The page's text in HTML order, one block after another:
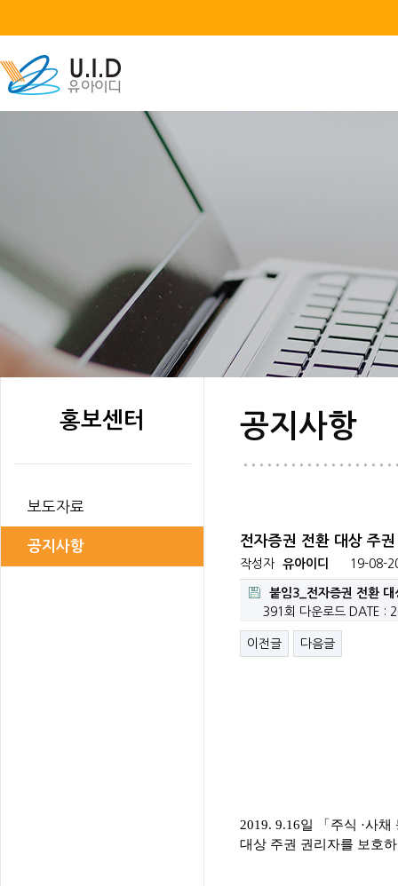
홍보센터
보도자료
공지사항
공지사항
전자증권 전환 대상 주
작성자 유아이디 19-08-
붙임3_전자증권 전환
391회 다운로드
DATE :
이전글 다음글
2019. 9.16일 「주식 ·사
대상 주권 권리자를 보호